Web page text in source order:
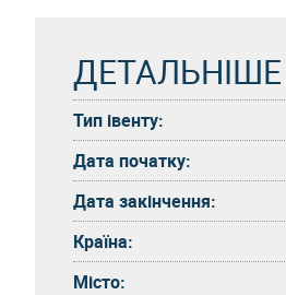
ДЕТАЛЬНІШЕ
Тип івенту:
Дата початку:
Дата закінчення:
Країна:
Місто: